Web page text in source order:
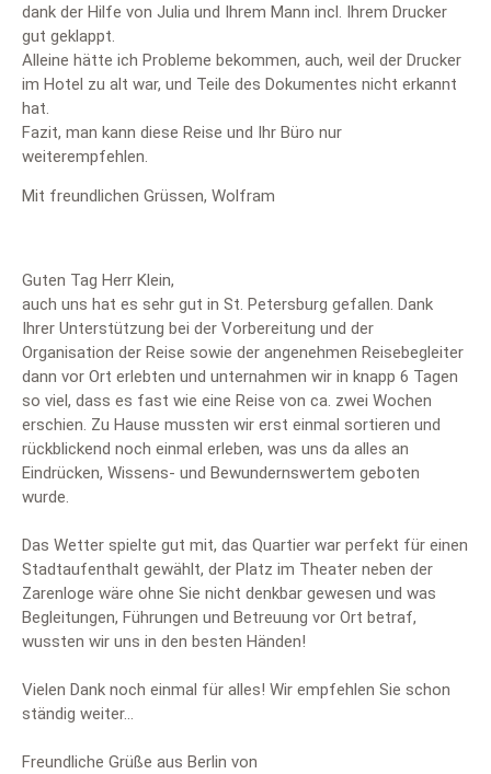
dank der Hilfe von Julia und Ihrem Mann incl. Ihrem Drucker
gut geklappt.
Alleine hätte ich Probleme bekommen, auch, weil der Drucker
im Hotel zu alt war, und Teile des Dokumentes nicht erkannt
hat.
Fazit, man kann diese Reise und Ihr Büro nur
weiterempfehlen.
Mit freundlichen Grüssen, Wolfram
Guten Tag Herr Klein,
auch uns hat es sehr gut in St. Petersburg gefallen. Dank
Ihrer Unterstützung bei der Vorbereitung und der
Organisation der Reise sowie der angenehmen Reisebegleiter
dann vor Ort erlebten und unternahmen wir in knapp 6 Tagen
so viel, dass es fast wie eine Reise von ca. zwei Wochen
erschien. Zu Hause mussten wir erst einmal sortieren und
rückblickend noch einmal erleben, was uns da alles an
Eindrücken, Wissens- und Bewundernswertem geboten
wurde.
Das Wetter spielte gut mit, das Quartier war perfekt für einen
Stadtaufenthalt gewählt, der Platz im Theater neben der
Zarenloge wäre ohne Sie nicht denkbar gewesen und was
Begleitungen, Führungen und Betreuung vor Ort betraf,
wussten wir uns in den besten Händen!
Vielen Dank noch einmal für alles! Wir empfehlen Sie schon
ständig weiter…
Freundliche Grüße aus Berlin von